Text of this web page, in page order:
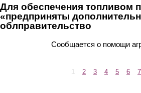
Для обеспечения топливом
«предприняты
облправительство
Сообщается о помощи
1 2 3 4 5 6 7